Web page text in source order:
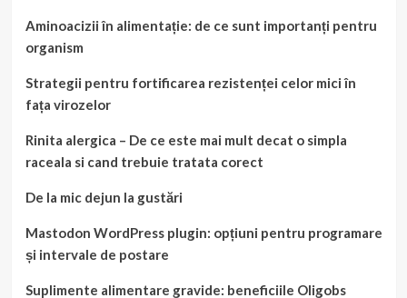
Aminoacizii în alimentație: de ce sunt importanți pentru
organism
Strategii pentru fortificarea rezistenței celor mici în
fața virozelor
Rinita alergica – De ce este mai mult decat o simpla
raceala si cand trebuie tratata corect
De la mic dejun la gustări
Mastodon WordPress plugin: opțiuni pentru programare
și intervale de postare
Suplimente alimentare gravide: beneficiile Oligobs